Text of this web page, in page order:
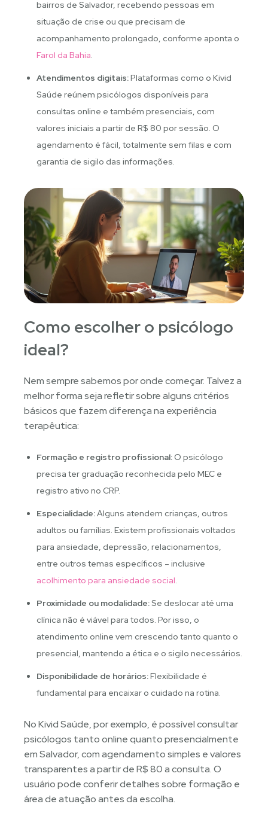
bairros de Salvador, recebendo pessoas em
situação de crise ou que precisam de
acompanhamento prolongado, conforme aponta o
Farol da Bahia.
Atendimentos digitais:Plataformas como o Kivid
Saúde reúnem psicólogos disponíveis para
consultas online e também presenciais, com
valores iniciais a partir de R$ 80 por sessão. O
agendamento é fácil, totalmente sem filas e com
garantia de sigilo das informações.
Como escolher o psicólogo
ideal?
Nem sempre sabemos por onde começar. Talvez a
melhor forma seja refletir sobre alguns critérios
básicos que fazem diferença na experiência
terapêutica:
Formação e registro profissional: O psicólogo
precisa ter graduação reconhecida pelo MEC e
registro ativo no CRP.
Especialidade:Alguns atendem crianças, outros
adultos ou famílias. Existem profissionais voltados
para ansiedade, depressão, relacionamentos,
entre outros temas específicos – inclusive
acolhimento para ansiedade social.
Proximidade ou modalidade:Se deslocar até uma
clínica não é viável para todos. Por isso, o
atendimento online vem crescendo tanto quanto o
presencial, mantendo a ética e o sigilo necessários.
Disponibilidade de horários:Flexibilidade é
fundamental para encaixar o cuidado na rotina.
No Kivid Saúde, por exemplo, é possível consultar
psicólogos tanto online quanto presencialmente
em Salvador, com agendamento simples e valores
transparentes a partir de R$ 80 a consulta. O
usuário pode conferir detalhes sobre formação e
área de atuação antes da escolha.